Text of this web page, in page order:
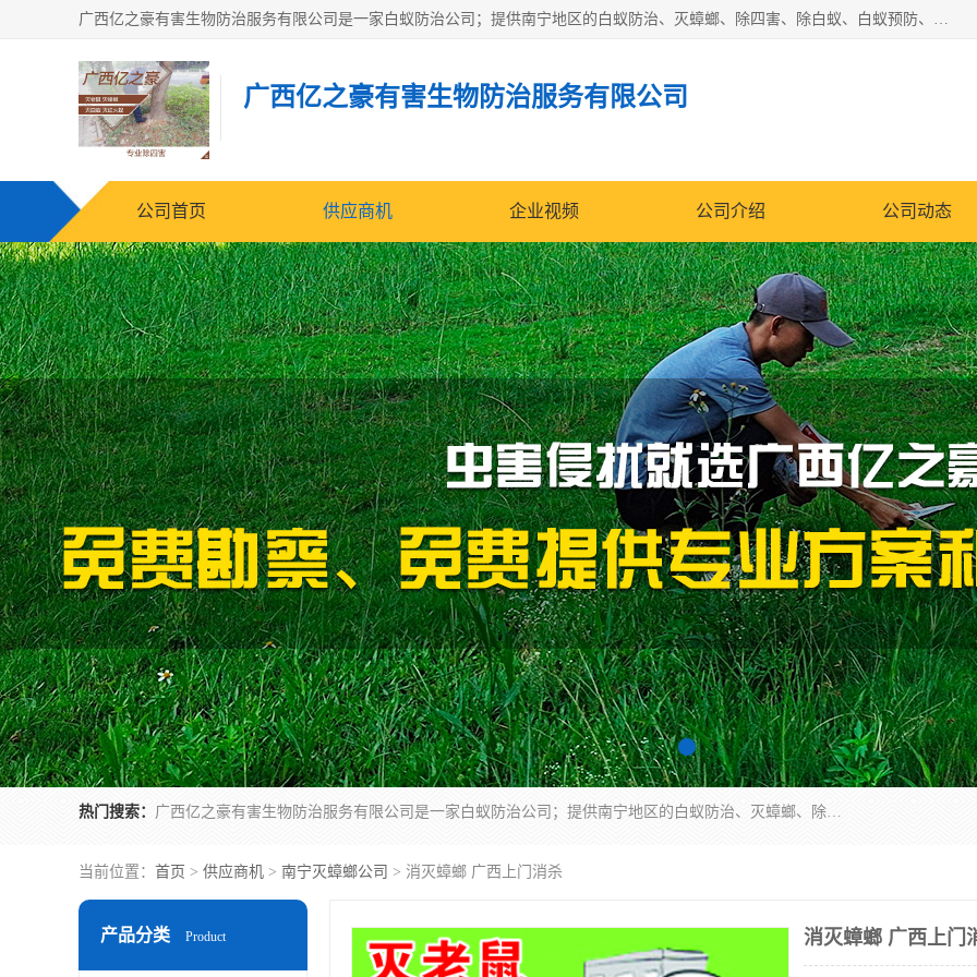
广西亿之豪有害生物防治服务有限公司是一家白蚁防治公司；提供南宁地区的白蚁防治、灭蟑螂、除四害、除白蚁、白蚁预防、消毒等服务，广西亿之豪有害生物防治服务有限公司专业灭蟑螂,灭鼠,除四害,服务上门,安全环保,售后保障,一次消杀，竭诚为您服务.
广西亿之豪有害生物防治服务有限公司
公司首页 供应商机 企业视频 公司介绍 公司动态
热门搜索： 广西亿之豪有害生物防治服务有限公司是一家白蚁防治公司；提供南宁地区的白蚁防治、灭蟑螂、除四害、除白蚁、白蚁预防、消毒等服务，广西亿之豪有害生物防治服务有限公司专业灭蟑螂,灭鼠,除四害,服务上门,安全环保,售后保障,一次消杀，竭诚为您服务.
当前位置： 首页 > 供应商机 > 南宁灭蟑螂公司 > 消灭蟑螂 广西上门消杀
产品分类 Product 消灭蟑螂 广西上门